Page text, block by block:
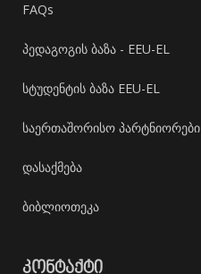
FAQs
პედაგოგის ბაზა - EEU-EL
სტუდენტის ბაზა EEU-EL
საერთაშორისო პარტნიორები
დასაქმება
ბიბლიოთეკა
ᲙᲝᲜᲢᲐᲥᲢᲘ